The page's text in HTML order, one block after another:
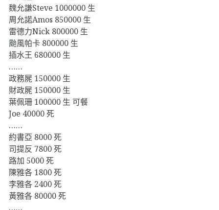
魏允謙Steve 1000000 生
周允諾Amos 850000 生
雷德力Nick 800000 生
颱風帕卡 800000 生
插水王 680000 生
……
政務屍 150000 生
財政屍 150000 生
葉佩珊 100000 生 可餐
Joe 40000 死
……
約書亞 8000 死
司提反 7800 死
路加 5000 死
陳雅各 1800 死
李雅各 2400 死
黃雅各 80000 死
……